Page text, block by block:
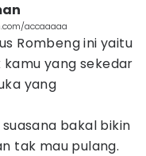
accaaaaa
Rombeng ini yaitu
kamu yang sekedar
yang
bakal bikin
tak mau pulang.